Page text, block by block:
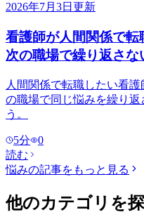
2026年7月3日 更新
看護師が人間関係で転
次の職場で繰り返さな
人間関係で転職したい看
の職場で同じ悩みを繰り
う。
5分
0
読む
悩みの記事をもっと見る
他のカテゴリを